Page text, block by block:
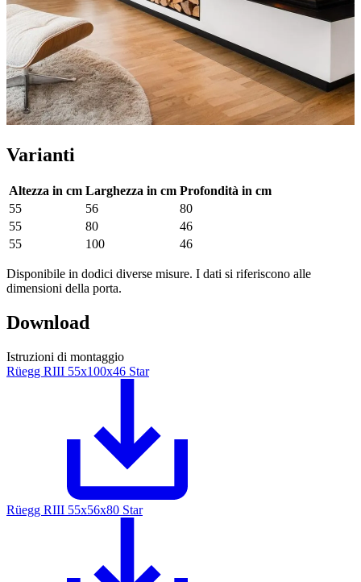
Varianti
Altezza in cm Larghezza in cm Profondità in cm
55
56
80
55
80
46
55
100 46
Disponibile in dodici diverse misure. I dati si riferiscono alle
dimensioni della porta.
Download
Istruzioni di montaggio
Rüegg RIII 55x100x46 Star
Rüegg RIII 55x56x80 Star